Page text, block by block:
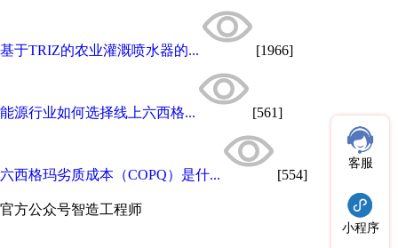
基于TRIZ的农业灌溉喷水器的... [1966]
​能源行业如何选择线上六西格... [561]
六西格玛劣质成本（COPQ）是什... [554]
官方公众号智造工程师
客服
小程序